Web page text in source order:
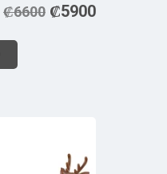
₡6600 ₡5900